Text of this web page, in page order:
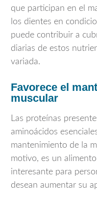
que participan en el
los dientes en
puede contribuir a
diarias de estos
variada.
Favorece el
muscular
Las proteínas
aminoácidos
mantenimiento de la
motivo, es un
interesante para
desean aumentar su